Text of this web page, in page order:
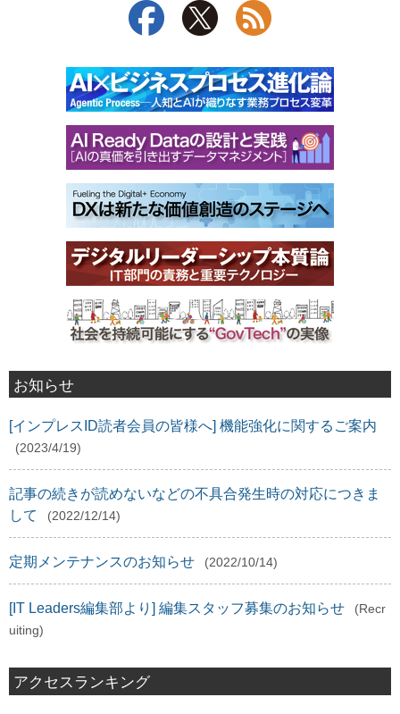
お知らせ
[インプレスID読者会員の皆様へ] 機能強化に関するご案内
(2023/4/19)
記事の続きが読めないなどの不具合発生時の対応につきま
して
(2022/12/14)
定期メンテナンスのお知らせ (2022/10/14)
[IT Leaders編集部より] 編集スタッフ募集のお知らせ
(Recr
uiting)
アクセスランキング